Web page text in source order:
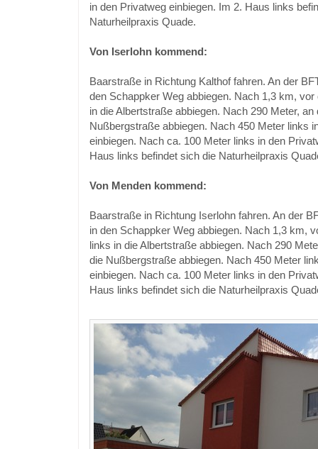
in den Privatweg einbiegen. Im 2. Haus links
Naturheilpraxis Quade.
Von Iserlohn kommend:
Baarstraße in Richtung Kalthof fahren. An der
den Schappker Weg abbiegen. Nach 1,3 km,
in die Albertstraße abbiegen. Nach 290 Meter,
Nußbergstraße abbiegen. Nach 450 Meter links
einbiegen. Nach ca. 100 Meter links in den
Haus links befindet sich die Naturheilpraxis
Von Menden kommend:
Baarstraße in Richtung Iserlohn fahren. An der
in den Schappker Weg abbiegen. Nach 1,3 km,
links in die Albertstraße abbiegen. Nach 290
die Nußbergstraße abbiegen. Nach 450 Meter
einbiegen. Nach ca. 100 Meter links in den
Haus links befindet sich die Naturheilpraxis